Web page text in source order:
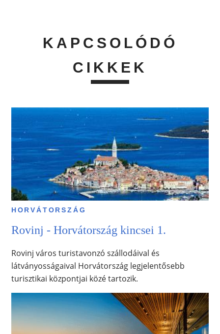
KAPCSOLÓDÓ
CIKKEK
HORVÁTORSZÁG
Rovinj - Horvátország kincsei 1.
Rovinj város turistavonzó szállodáival és
látványosságaival Horvátország legjelentősebb
turisztikai központjai közé tartozik.